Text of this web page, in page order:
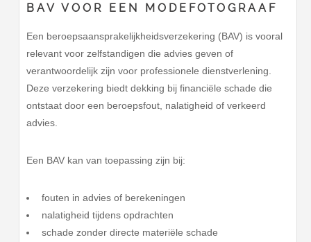
BAV VOOR EEN MODEFOTOGRAAF
Een beroepsaansprakelijkheidsverzekering (BAV) is vooral
relevant voor zelfstandigen die advies geven of
verantwoordelijk zijn voor professionele dienstverlening.
Deze verzekering biedt dekking bij financiële schade die
ontstaat door een beroepsfout, nalatigheid of verkeerd
advies.
Een BAV kan van toepassing zijn bij:
fouten in advies of berekeningen
nalatigheid tijdens opdrachten
schade zonder directe materiële schade